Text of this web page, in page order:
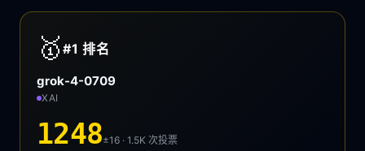
🥇 #1排名
grok-4-0709
XAI
1248±16 · 1.5K次投票